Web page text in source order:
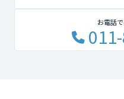
お電話